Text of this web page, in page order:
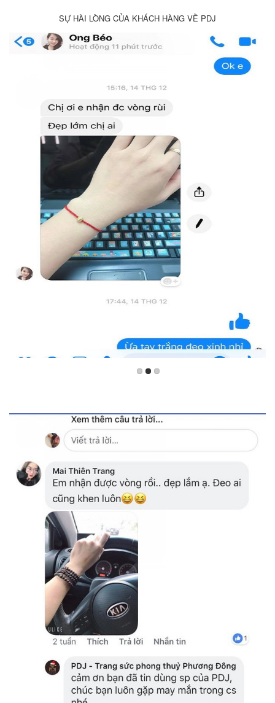
SỰ HÀI LÒNG CỦA KHÁCH HÀNG VỀ PDJ